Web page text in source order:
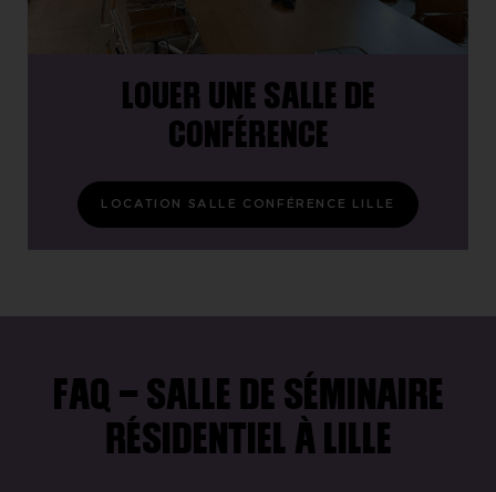
LOUER UNE SALLE DE
CONFÉRENCE
LOCATION SALLE CONFÉRENCE LILLE
FAQ - SALLE DE SÉMINAIRE
RÉSIDENTIEL À LILLE